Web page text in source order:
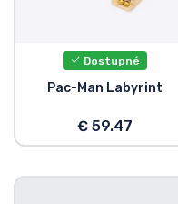
Dostupné
Pac-Man Labyrint
€ 59.47
Preprava a platba
Zoradiť podľa
Zoradiť podľa
Zoradiť podľa